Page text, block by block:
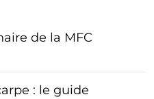
de la MFC
: le guide